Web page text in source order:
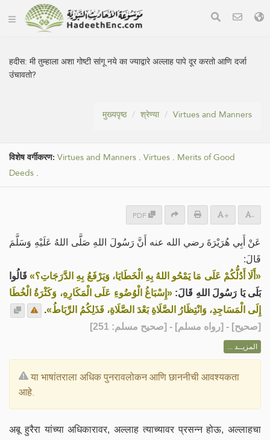
हदीस:मी तुम्हाला अशा गोष्टी सांगू नये का ज्याद्वारे अल्लाह पापे दूर करतो आणि दर्जा
उंचावतो?
मुख्यपृष्ठ श्रेण्या Virtues and Manners
विशेष वर्गीकरण: Virtues and Manners . Virtues . Merits of Good
Deeds .
PDF + -
عَنْ أَبِي هُرَيْرَةَ رضي الله عنه أَنَّ رَسُولَ اللهِ صَلَّى اللهُ عَلَيْهِ وَسَلَّمَ
قَالَ:
«أَلَا أَدُلُّكُمْ عَلَى مَا يَمْحُو اللهُ بِهِ الْخَطَايَا، وَيَرْفَعُ بِهِ الدَّرَجَاتِ؟»قَالُوا
بَلَى يَا رَسُولَ اللهِ قَالَ: «إِسْبَاغُ الْوُضُوءِ عَلَى الْمَكَارِهِ، وَكَثْرَةُ الْخُطَا
إِلَى الْمَسَاجِدِ، وَانْتِظَارُ الصَّلَاةِ بَعْدَ الصَّلَاةِ، فَذَلِكُمُ الرِّبَاطُ».
[صحيح] - [رواه مسلم] - [صحيح مسلم: 251]
المزيــد ...
या भाषांतराला अधिक पुनरावलोकन आणि छाननीची आवश्यकता
आहे.
अबू हुरैरा यांच्या अधिकारावर, अल्लाह त्याच्यावर प्रसन्न होऊ, अल्लाहचा